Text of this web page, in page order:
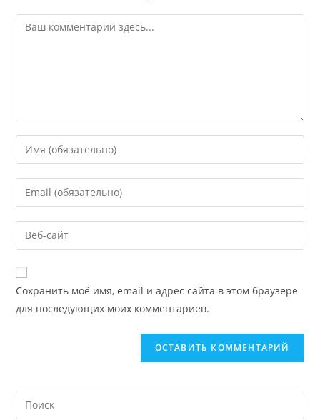
Сохранить моё имя, email и адрес сайта в этом браузере
для последующих моих комментариев.